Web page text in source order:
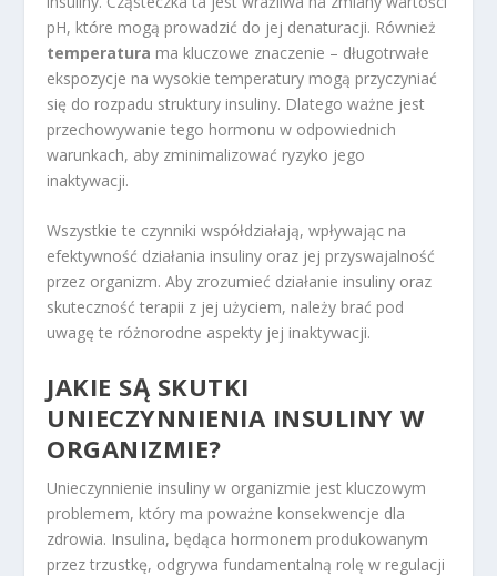
pH, które mogą prowadzić do jej denaturacji. Również
temperatura ma kluczowe znaczenie – długotrwałe
ekspozycje na wysokie temperatury mogą przyczyniać
się do rozpadu struktury insuliny. Dlatego ważne jest
przechowywanie tego hormonu w odpowiednich
warunkach, aby zminimalizować ryzyko jego
inaktywacji.
Wszystkie te czynniki współdziałają, wpływając na
efektywność działania insuliny oraz jej przyswajalność
przez organizm. Aby zrozumieć działanie insuliny oraz
skuteczność terapii z jej użyciem, należy brać pod
uwagę te różnorodne aspekty jej inaktywacji.
JAKIE SĄ SKUTKI
UNIECZYNNIENIA INSULINY W
ORGANIZMIE?
Unieczynnienie insuliny w organizmie jest kluczowym
problemem, który ma poważne konsekwencje dla
zdrowia. Insulina, będąca hormonem produkowanym
przez trzustkę, odgrywa fundamentalną rolę w regulacji